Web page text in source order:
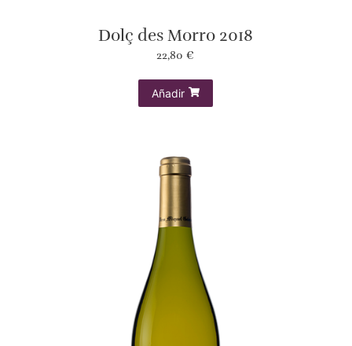
Dolç des Morro 2018
22,80€
Añadir